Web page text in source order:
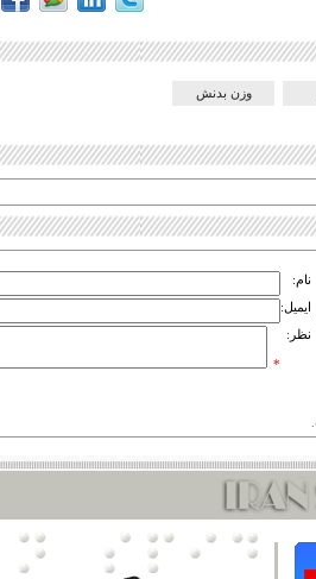
وزن بدنش
نام:
ایمیل:
نظر:
*